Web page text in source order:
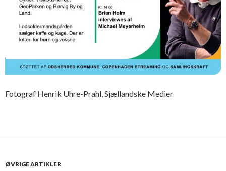
Fotograf Henrik Uhre-Prahl, Sjællandske Medier
ØVRIGE ARTIKLER